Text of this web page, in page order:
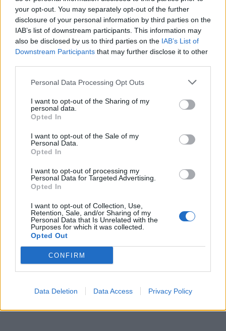
your opt-out. You may separately opt-out of the further
disclosure of your personal information by third parties on the
IAB’s list of downstream participants. This information may
also be disclosed by us to third parties on the IAB’s List of
Downstream Participants that may further disclose it to other
Personal Data Processing Opt Outs
I want to opt-out of the Sharing of my
personal data.
Opted In
I want to opt-out of the Sale of my
Personal Data.
Opted In
I want to opt-out of processing my
Personal Data for Targeted Advertising.
Opted In
I want to opt-out of Collection, Use,
Retention, Sale, and/or Sharing of my
Personal Data that Is Unrelated with the
Purposes for which it was collected.
Opted Out
CONFIRM
Data Deletion Data Access Privacy Policy